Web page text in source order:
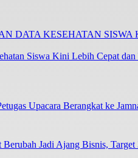
Siswa Kini Lebih Cepat dan
Upacara Berangkat ke
Jadi Ajang Bisnis,